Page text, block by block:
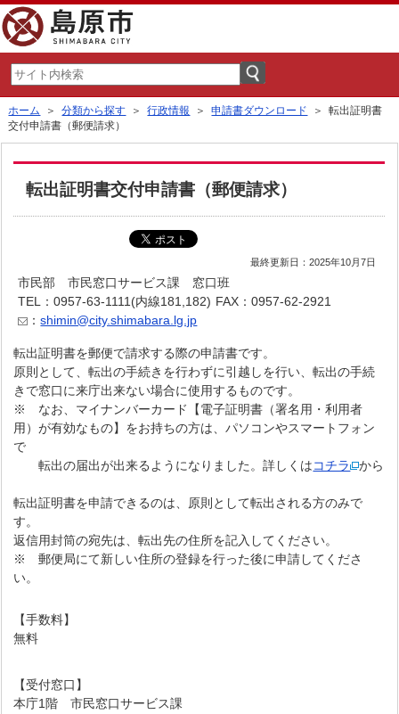
ホーム ＞分類から探す ＞行政情報 ＞申請書ダウンロード
＞ 転出証明書
交付申請書（郵便請求）
転出証明書交付申請書（郵便請求）
最終更新日：2025年10月7日
市民部 市民窓口サービス課 窓口班
TEL：0957-63-1111(内線181,182) FAX：0957-62-2921
：shimin@city.shimabara.lg.jp
転出証明書を郵便で請求する際の申請書です。
原則として、転出の手続きを行わずに引越しを行い、転出の手続
きで窓口に来庁出来ない場合に使用するものです。
※ なお、マイナンバーカード【電子証明書（署名用・利用者
用）が有効なもの】をお持ちの方は、パソコンやスマートフォン
で
転出の届出が出来るようになりました。詳しくはコチラ から
転出証明書を申請できるのは、原則として転出される方のみで
す。
返信用封筒の宛先は、転出先の住所を記入してください。
※ 郵便局にて新しい住所の登録を行った後に申請してくださ
い。
【手数料】
無料
【受付窓口】
本庁1階 市民窓口サービス課